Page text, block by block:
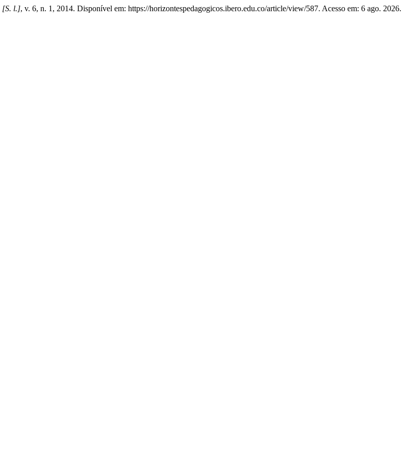
[S. l.], v. 6, n. 1, 2014. Disponível em: https://horizontespedagogicos.ibero.edu.co/article/view/587. Acesso em: 6 ago. 2026.